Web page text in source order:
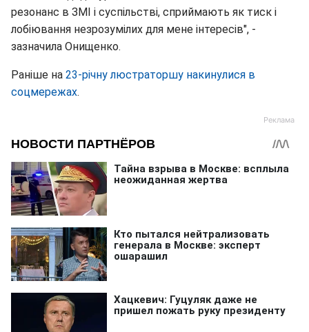
резонанс в ЗМІ і суспільстві, сприймають як тиск і
лобіювання незрозумілих для мене інтересів", -
зазначила Онищенко.
Ранiше на 23-річну люстраторшу накинулися в
соцмережах.